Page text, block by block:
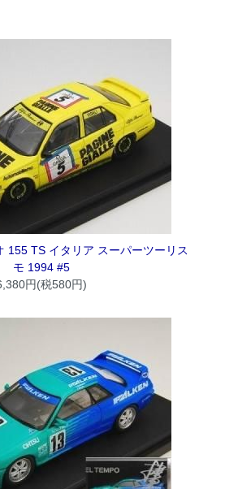
155 TS イタリア スーパーツーリス
モ 1994 #5
円(税580円)